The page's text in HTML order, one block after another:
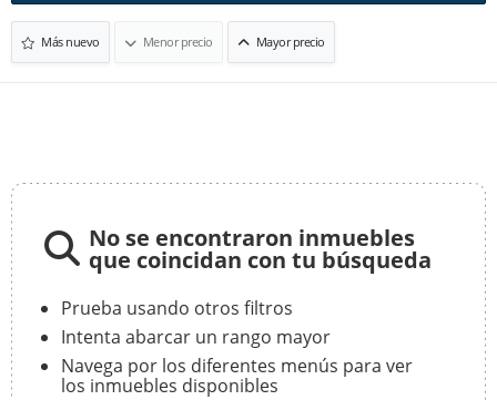
Más nuevo Menor precio Mayor precio
No se encontraron inmuebles
que coincidan con tu búsqueda
Prueba usando otros filtros
Intenta abarcar un rango mayor
Navega por los diferentes menús para ver
los inmuebles disponibles